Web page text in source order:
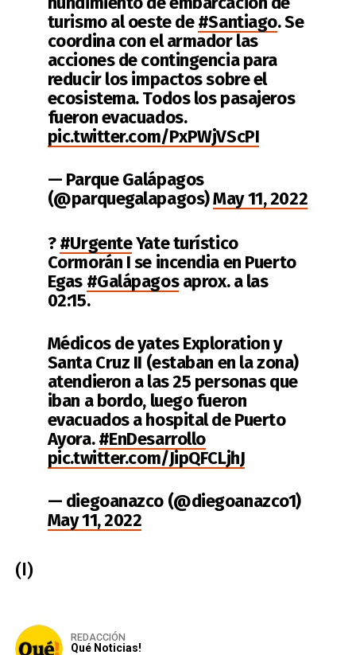
turismo al oeste de#Santiago. Se
coordina con el armador las
acciones de contingencia para
reducir los impactos sobre el
ecosistema. Todos los pasajeros
fueron evacuados.
pic.twitter.com/PxPWjVScPI
— Parque Galápagos
(@parquegalapagos)May 11, 2022
?#UrgenteYate turístico
Cormorán I se incendia en Puerto
Egas #Galápagosaprox. a las
02:15.
Médicos de yates Exploration y
Santa Cruz II (estaban en la zona)
atendieron a las 25 personas que
iban a bordo, luego fueron
evacuados a hospital de Puerto
Ayora.#EnDesarrollo
pic.twitter.com/JipQFCLjhJ
— diegoanazco (@diegoanazco1)
May 11, 2022
(I)
REDACCIÓN
Qué Noticias!